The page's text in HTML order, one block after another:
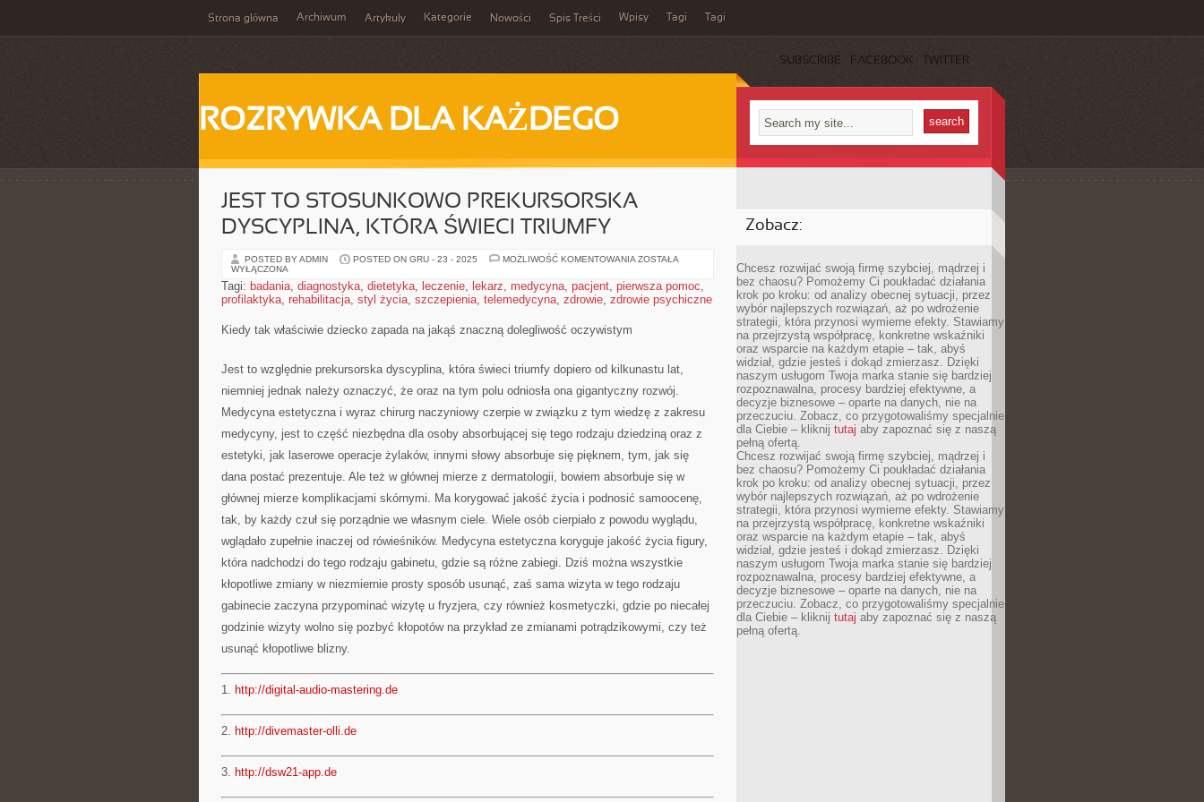
Strona główna Archiwum Artykuły Kategorie Nowości Spis Treści Wpisy Tagi Tagi
SUBSCRIBE FACEBOOK TWITTER
ROZRYWKA DLA KAŻDEGO
JEST TO STOSUNKOWO PREKURSORSKA
DYSCYPLINA, KTÓRA ŚWIECI TRIUMFY
POSTED BY ADMIN POSTED ON GRU - 23 - 2025 MOŻLIWOŚĆ KOMENTOWANIA JEST
PREKURSORSKA
DYSCYPLINA,
KTÓRA
ZOSTAŁA
WYŁĄCZONA
Tagi: badania, diagnostyka, dietetyka, leczenie, lekarz, medycyna, pacjent, pierwsza pomoc,
profilaktyka, rehabilitacja, styl życia, szczepienia, telemedycyna, zdrowie, zdrowie psychiczne
Kiedy tak właściwie dziecko zapada na jakąś znaczną dolegliwość oczywistym
Jest to względnie prekursorska dyscyplina, która świeci triumfy dopiero od kilkunastu lat,
niemniej jednak należy oznaczyć, że oraz na tym polu odniosła ona gigantyczny rozwój.
Medycyna estetyczna i wyraz chirurg naczyniowy czerpie w związku z tym wiedzę z zakresu
medycyny, jest to część niezbędna dla osoby absorbującej się tego rodzaju dziedziną oraz z
estetyki, jak laserowe operacje żylaków, innymi słowy absorbuje się pięknem, tym, jak się
dana postać prezentuje. Ale też w głównej mierze z dermatologii, bowiem absorbuje się w
głównej mierze komplikacjami skórnymi. Ma korygować jakość życia i podnosić samoocenę,
tak, by każdy czuł się porządnie we własnym ciele. Wiele osób cierpiało z powodu wyglądu,
wglądało zupełnie inaczej od rówieśników. Medycyna estetyczna koryguje jakość życia figury,
która nadchodzi do tego rodzaju gabinetu, gdzie są różne zabiegi. Dziś można wszystkie
kłopotliwe zmiany w niezmiernie prosty sposób usunąć, zaś sama wizyta w tego rodzaju
gabinecie zaczyna przypominać wizytę u fryzjera, czy również kosmetyczki, gdzie po niecałej
godzinie wizyty wolno się pozbyć kłopotów na przykład ze zmianami potrądzikowymi, czy też
usunąć kłopotliwe blizny.
1. http://digital-audio-mastering.de
2. http://divemaster-olli.de
3. http://dsw21-app.de
Zobacz:
Chcesz rozwijać swoją firmę szybciej, mądrzej i
bez chaosu? Pomożemy Ci poukładać działania
krok po kroku: od analizy obecnej sytuacji, przez
wybór najlepszych rozwiązań, aż po wdrożenie
strategii, która przynosi wymierne efekty. Stawiamy
na przejrzystą współpracę, konkretne wskaźniki
oraz wsparcie na każdym etapie – tak, abyś
widział, gdzie jesteś i dokąd zmierzasz. Dzięki
naszym usługom Twoja marka stanie się bardziej
rozpoznawalna, procesy bardziej efektywne, a
decyzje biznesowe – oparte na danych, nie na
przeczuciu. Zobacz, co przygotowaliśmy specjalnie
dla Ciebie – kliknij tutaj aby zapoznać się z naszą
pełną ofertą.
Chcesz rozwijać swoją firmę szybciej, mądrzej i
bez chaosu? Pomożemy Ci poukładać działania
krok po kroku: od analizy obecnej sytuacji, przez
wybór najlepszych rozwiązań, aż po wdrożenie
strategii, która przynosi wymierne efekty. Stawiamy
na przejrzystą współpracę, konkretne wskaźniki
oraz wsparcie na każdym etapie – tak, abyś
widział, gdzie jesteś i dokąd zmierzasz. Dzięki
naszym usługom Twoja marka stanie się bardziej
rozpoznawalna, procesy bardziej efektywne, a
decyzje biznesowe – oparte na danych, nie na
przeczuciu. Zobacz, co przygotowaliśmy specjalnie
dla Ciebie – kliknij tutaj aby zapoznać się z naszą
pełną ofertą.